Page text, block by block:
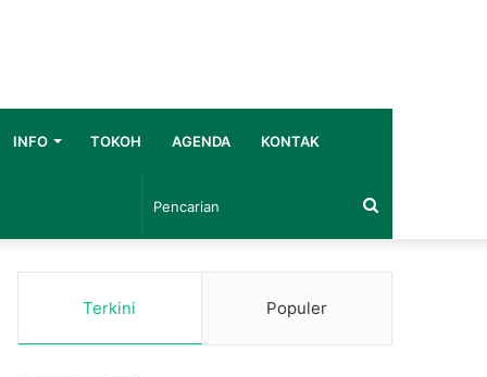
INFO TOKOH AGENDA KONTAK
Pencarian
Terkini Populer